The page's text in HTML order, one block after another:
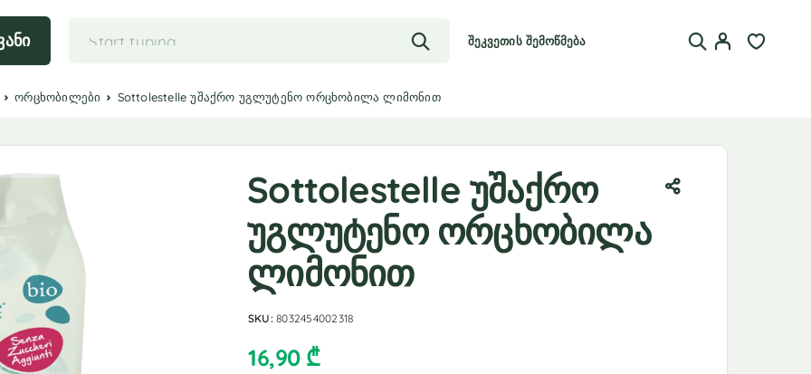
შეკვეთის შემოწმება
ორცხობილები Sottolestelle უშაქრო უგლუტენო ორცხობილა ლიმონით
Sottolestelle უშაქრო
უგლუტენო ორცხობილა
ლიმონით
SKU:8032454002318
16,90 ₾